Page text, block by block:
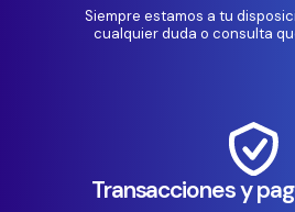
Siempre estamos a tu
cualquier duda o consulta
Transacciones y